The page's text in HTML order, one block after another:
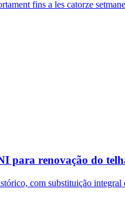
fins a les catorze
para renovação do
com substituição